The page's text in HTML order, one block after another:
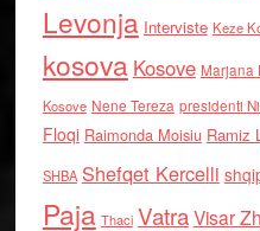
Levonja Interviste Keze
kosova Kosove Marjana
Kosove Nene Tereza presidenti
Floqi Raimonda Moisiu Ramiz
SHBA Shefqet Kercelli
Paja Thaci VatraVisar